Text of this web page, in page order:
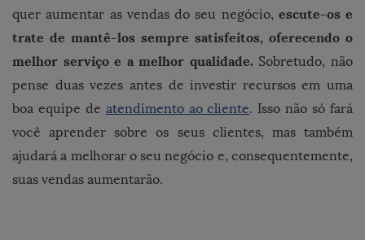
quer aumentar as vendas do seu negócio, escute-os e
trate de mantê-los sempre satisfeitos, oferecendo o
melhor serviço e a melhor qualidade. Sobretudo, não
pense duas vezes antes de investir recursos em uma
boa equipe de atendimento ao cliente. Isso não só fará
você aprender sobre os seus clientes, mas também
ajudará a melhorar o seu negócio e, consequentemente,
suas vendas aumentarão.